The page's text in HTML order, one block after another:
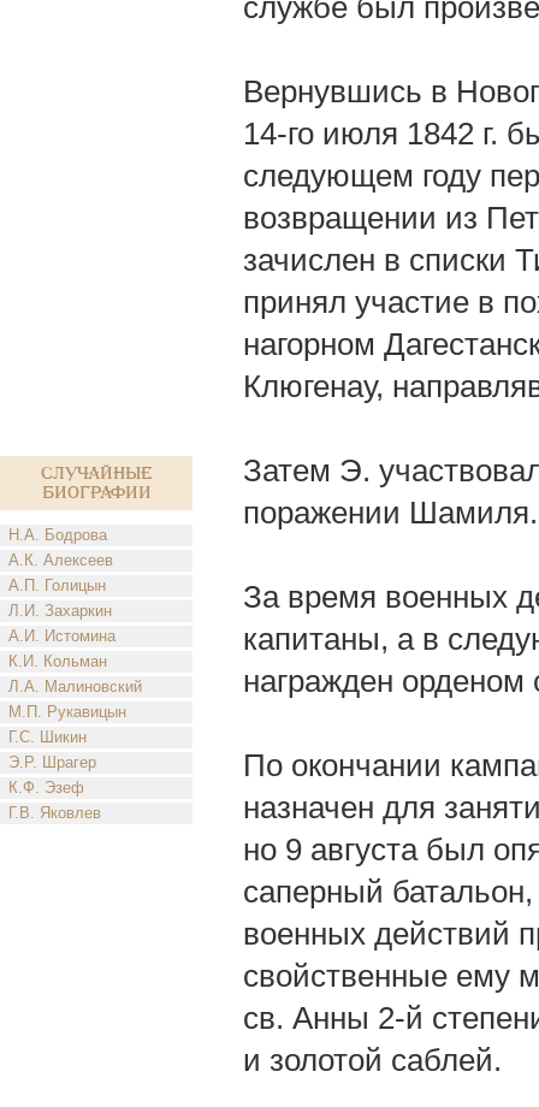
Случайные
биографии
Н.А. Бодрова
А.К. Алексеев
А.П. Голицын
Л.И. Захаркин
А.И. Истомина
К.И. Кольман
Л.А. Малиновский
М.П. Рукавицын
Г.С. Шикин
Э.Р. Шрагер
К.Ф. Эзеф
Г.В. Яковлев
службе был
Вернувшись в
14-го июля 1842 г.
следующем году
возвращении из
зачислен в списки
принял участие в
нагорном
Клюгенау,
Затем Э.
поражении Шамиля.
За время военных
капитаны, а в
награжден
По окончании
назначен для
но 9 августа был
саперный
военных действий
свойственные ему
св. Анны 2-й
и золотой саблей.